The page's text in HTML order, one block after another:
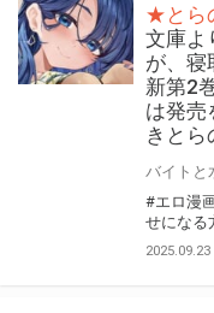
★とら
文庫よ
が、寝
新第2
は発売
きとら
#エロ漫
せになる
2025.09.23